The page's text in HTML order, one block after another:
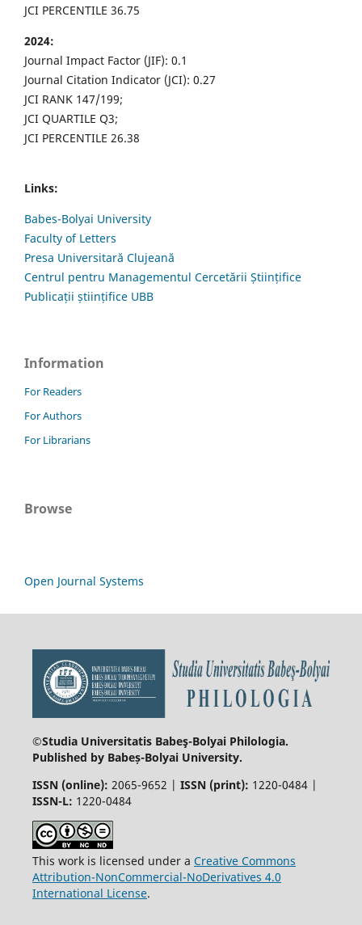
JCI PERCENTILE 36.75
2024:
Journal Impact Factor (JIF): 0.1
Journal Citation Indicator (JCI): 0.27
JCI RANK 147/199;
JCI QUARTILE Q3;
JCI PERCENTILE 26.38
Links:
Babes-Bolyai University
Faculty of Letters
Presa Universitară Clujeană
Centrul pentru Managementul Cercetării Științifice
Publicații științifice UBB
Information
For Readers
For Authors
For Librarians
Browse
Open Journal Systems
©Studia Universitatis Babeş-Bolyai Philologia.
Published by Babeș-Bolyai University.
ISSN (online): 2065-9652 | ISSN (print): 1220-0484 |
ISSN-L: 1220-0484
This work is licensed under a Creative Commons
Attribution-NonCommercial-NoDerivatives 4.0
International License.